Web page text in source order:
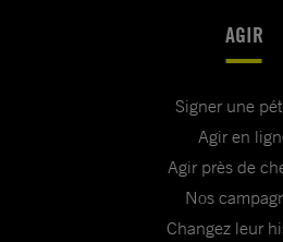
AGIR
Signer une
Agir en
Agir près de
Nos
Changez leur